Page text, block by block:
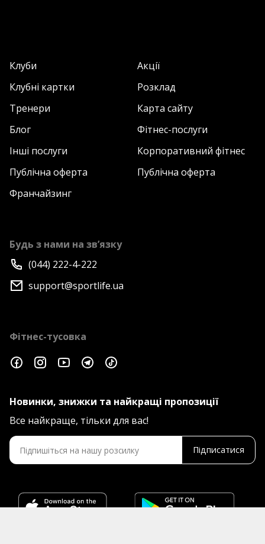
Клуби
Акції
Клубні картки
Розклад
Тренери
Карта сайту
Блог
Фітнес-послуги
Інші послуги
Корпоративний фітнес
Публічна оферта
Публічна оферта
Франчайзинг
Будь з нами на зв’язку
(044) 222-4-222
support@sportlife.ua
Фітнес-тусовка
Новинки, знижки та найкращі пропозиції
Все найкраще, тільки для вас!
Підписатися